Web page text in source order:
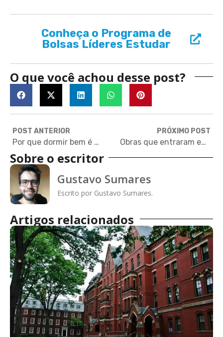
Conheça o Programa de
Bolsas Líderes Estudar
O que você achou desse post?
POST ANTERIOR
Por que dormir bem é prioridade nos estudos e como ter uma boa noite de sono
PRÓXIMO POST
Obras que entraram em domínio público em 2024 —incluindo Mickey Mouse e Agatha Christie
Sobre o escritor
Gustavo Sumares
Escrito por Gustavo Sumares.
Artigos relacionados